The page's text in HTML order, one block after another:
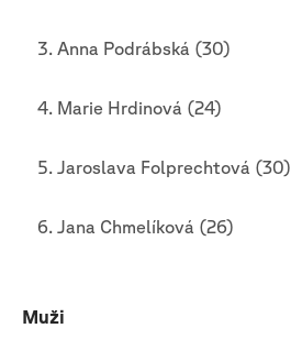
Anna Podrábská (30)
Marie Hrdinová (24)
Jaroslava Folprechtová (30)
Jana Chmelíková (26)
Muži